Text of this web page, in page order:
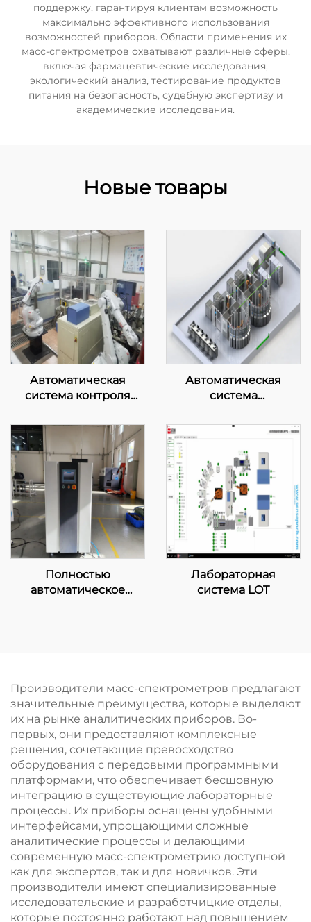
поддержку, гарантируя клиентам возможность
максимально эффективного использования
возможностей приборов. Области применения их
масс-спектрометров охватывают различные сферы,
включая фармацевтические исследования,
экологический анализ, тестирование продуктов
питания на безопасность, судебную экспертизу и
академические исследования.
Новые товары
Автоматическая
система контроля
Автоматическая
система
управления
лабораторией
Полностью
автоматическое
Лабораторная
система LOT
Производители масс-спектрометров предлагают
значительные преимущества, которые выделяют
их на рынке аналитических приборов. Во-
первых, они предоставляют комплексные
решения, сочетающие превосходство
оборудования с передовыми программными
платформами, что обеспечивает бесшовную
интеграцию в существующие лабораторные
процессы. Их приборы оснащены удобными
интерфейсами, упрощающими сложные
аналитические процессы и делающими
современную масс-спектрометрию доступной
как для экспертов, так и для новичков. Эти
производители имеют специализированные
исследовательские и разработчицкие отделы,
которые постоянно работают над повышением